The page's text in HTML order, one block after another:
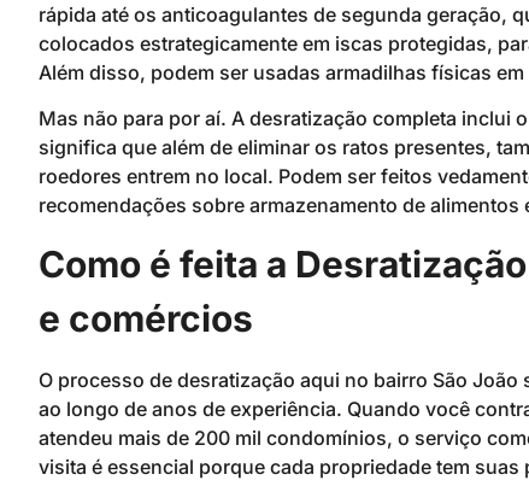
rápida até os anticoagulantes de segunda geração,
colocados estrategicamente em iscas protegidas,
Além disso, podem ser usadas armadilhas físicas
Mas não para por aí. A desratização completa inclui
significa que além de eliminar os ratos presentes,
roedores entrem no local. Podem ser feitos
recomendações sobre armazenamento de alimentos
Como é feita a
e comércios
O processo de desratização aqui no bairro São
ao longo de anos de experiência. Quando você
atendeu mais de 200 mil condomínios, o serviço
visita é essencial porque cada propriedade tem suas